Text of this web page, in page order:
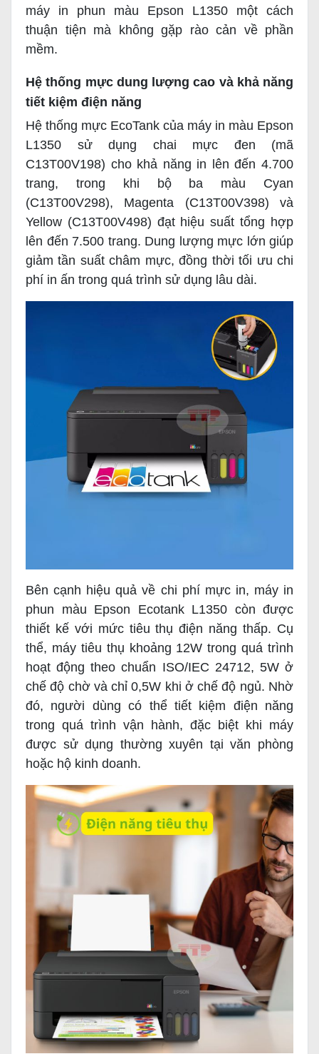
máy in phun màu Epson L1350 một cách
thuận tiện mà không gặp rào cản về phần
mềm.
Hệ thống mực dung lượng cao và khả năng
tiết kiệm điện năng
Hệ thống mực EcoTank của máy in màu Epson
L1350 sử dụng chai mực đen (mã
C13T00V198) cho khả năng in lên đến 4.700
trang, trong khi bộ ba màu Cyan
(C13T00V298), Magenta (C13T00V398) và
Yellow (C13T00V498) đạt hiệu suất tổng hợp
lên đến 7.500 trang. Dung lượng mực lớn giúp
giảm tần suất châm mực, đồng thời tối ưu chi
phí in ấn trong quá trình sử dụng lâu dài.
Bên cạnh hiệu quả về chi phí mực in, máy in
phun màu Epson Ecotank L1350 còn được
thiết kế với mức tiêu thụ điện năng thấp. Cụ
thể, máy tiêu thụ khoảng 12W trong quá trình
hoạt động theo chuẩn ISO/IEC 24712, 5W ở
chế độ chờ và chỉ 0,5W khi ở chế độ ngủ. Nhờ
đó, người dùng có thể tiết kiệm điện năng
trong quá trình vận hành, đặc biệt khi máy
được sử dụng thường xuyên tại văn phòng
hoặc hộ kinh doanh.